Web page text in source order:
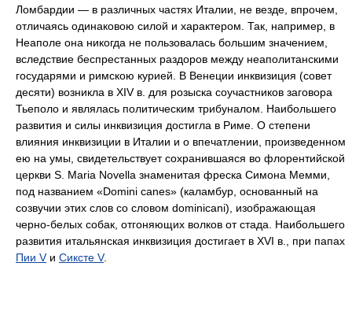
Ломбардии — в различных частях Италии, не везде, впрочем,
отличаясь одинаковою силой и характером. Так, например, в
Неаполе она никогда не пользовалась большим значением,
вследствие беспрестанных раздоров между неаполитанскими
государями и римскою курией. В Венеции инквизиция (совет
десяти) возникла в XIV в. для розыска соучастников заговора
Тьеполо и являлась политическим трибуналом. Наибольшего
развития и силы инквизиция достигла в Риме. О степени
влияния инквизиции в Италии и о впечатлении, произведенном
ею на умы, свидетельствует сохранившаяся во флорентийской
церкви S. Maria Novella знаменитая фреска Симона Мемми,
под названием «Domini canes» (каламбур, основанный на
созвучии этих слов со словом dominicani), изображающая
черно-белых собак, отгоняющих волков от стада. Наибольшего
развития итальянская инквизиция достигает в XVI в., при папах
Пии Vи Сиксте V.